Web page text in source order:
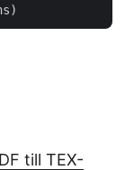
till TEX-